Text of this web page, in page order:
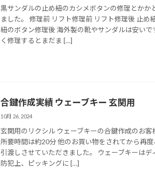
黒サンダルの止め紐のカシメボタンの修理とかか
ました。 修理前 リフト修理前 リフト修理後 止め
紐のボタン修理後 海外製の靴やサンダルは安い
く修理するとまだま […]
合鍵作成実績 ウェーブキー 玄関用
10月 26, 2024
玄関用のリクシル ウェーブキーの合鍵作成のお客
所要時間は約20分 他のお買い物をされてから再
引渡しさせていただきました。 ウェーブキーはデ
防犯上、ピッキングに […]